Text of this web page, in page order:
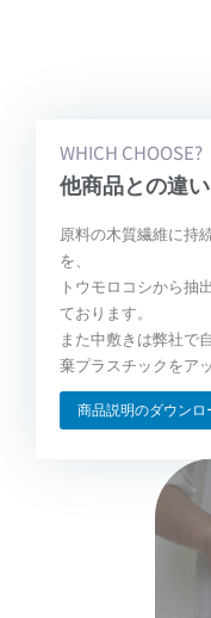
WHICH CHOOSE?
他商品との違い
原料の木質繊維に持
を、
トウモロコシから抽
ております。
また中敷きは弊社で
棄プラスチックをア
商品説明のダウンロ